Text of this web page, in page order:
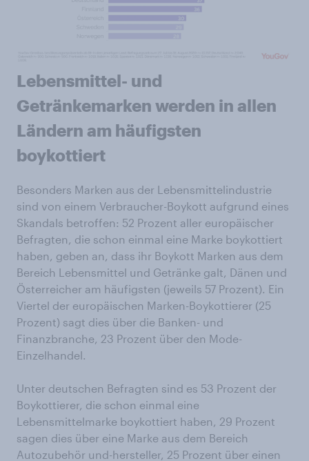
Lebensmittel- und
Getränkemarken werden in allen
Ländern am häufigsten
boykottiert
Besonders Marken aus der Lebensmittelindustrie
sind von einem Verbraucher-Boykott aufgrund eines
Skandals betroffen: 52 Prozent aller europäischer
Befragten, die schon einmal eine Marke boykottiert
haben, geben an, dass ihr Boykott Marken aus dem
Bereich Lebensmittel und Getränke galt, Dänen und
Österreicher am häufigsten (jeweils 57 Prozent). Ein
Viertel der europäischen Marken-Boykottierer (25
Prozent) sagt dies über die Banken- und
Finanzbranche, 23 Prozent über den Mode-
Einzelhandel.
Unter deutschen Befragten sind es 53 Prozent der
Boykottierer, die schon einmal eine
Lebensmittelmarke boykottiert haben, 29 Prozent
sagen dies über eine Marke aus dem Bereich
Autozubehör und-hersteller, 25 Prozent über einen